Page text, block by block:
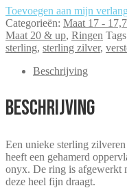
Toevoegen aan mijn
Categorieën: Maat 17 -
Maat 20 & up, Ringen
sterling, sterling zilver,
Beschrijving
Beschrijving
Een unieke sterling
heeft een gehamerd
onyx. De ring is afgewerkt
deze heel fijn draagt.